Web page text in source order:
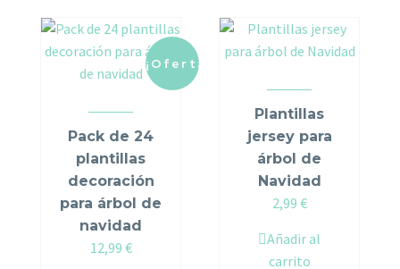
¡Oferta!
Pack de 24
plantillas
decoración
para árbol de
navidad
Original
12,99 €Current
Plantillas
jersey para
árbol de
Navidad
2,99 €
Añadir al
carrito